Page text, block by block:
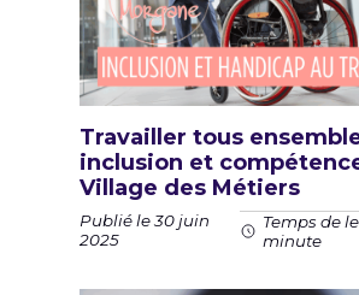
Travailler tous
inclusion et
Village des Métiers
Publié le 30 juin
2025
Temps de
minute